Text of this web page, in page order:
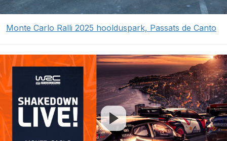
Monte Carlo Ralli 2025 hoolduspark, Passats de Canto